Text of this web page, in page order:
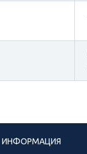
ИНФОРМАЦИЯ